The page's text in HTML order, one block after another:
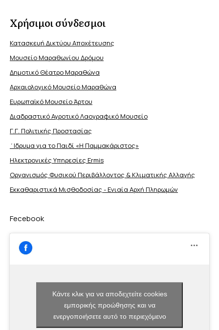
Χρήσιμοι σύνδεσμοι
Κατασκευή Δικτύου Αποχέτευσης
Μουσείο Μαραθωνίου Δρόμου
Δημοτικό Θέατρο Μαραθώνα
Αρχαιολογικό Μουσείο Μαραθώνα
Ευρωπαϊκό Μουσείο Άρτου
Διαδραστικό Αγροτικό Λαογραφικό Μουσείο
Γ.Γ. Πολιτικής Προστασίας
΄Ιδρυμα για το Παιδί «Η Παμμακάριστος»
Ηλεκτρονικές Υπηρεσίες Ermis
Οργανισμός Φυσικού Περιβάλλοντος & Κλιματικής Aλλαγής
Εκκαθαριστικά Μισθοδοσίας - Ενιαία Αρχή Πληρωμών
Fecebook
Κάντε κλικ για να αποδεχτείτε cookies
εμπορικής προώθησης και να
ενεργοποιήσετε αυτό το περιεχόμενο